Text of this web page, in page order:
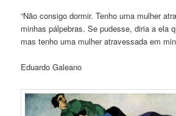
“Não consigo dormir. Tenho uma mulher
minhas pálpebras. Se pudesse, diria a ela
mas tenho uma mulher atravessada em
Eduardo Galeano